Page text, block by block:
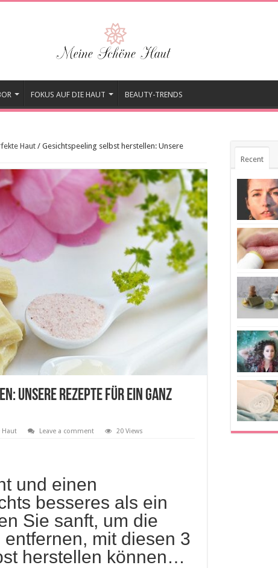
FOKUS AUF DIE HAUT BEAUTY-TRENDS
Haut / Gesichtspeeling selbst herstellen: Unsere
Unsere Rezepte für ein ganz
Haut Leave a comment 20 Views
und einen
besseres als ein
Sie sanft, um die
mit diesen 3
herstellen können…
Recent